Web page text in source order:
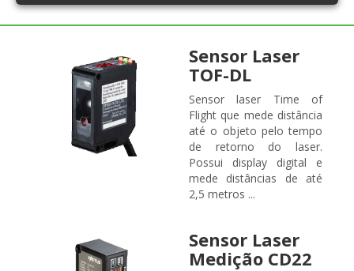
Sensor Laser
TOF-DL
Sensor laser Time of
Flight que mede distância
até o objeto pelo tempo
de retorno do laser.
Possui display digital e
mede distâncias de até
2,5 metros ...
Sensor Laser
Medição CD22